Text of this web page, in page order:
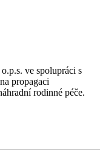
ve spolupráci s
propagaci
rodinné péče.